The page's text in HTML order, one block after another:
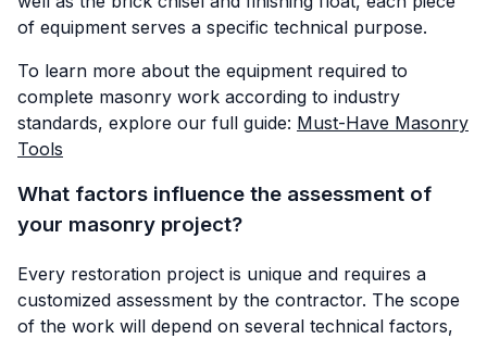
of equipment serves a specific technical purpose.
To learn more about the equipment required to
complete masonry work according to industry
standards, explore our full guide: Must-Have Masonry
Tools
What factors influence the assessment of
your masonry project?
Every restoration project is unique and requires a
customized assessment by the contractor. The scope
of the work will depend on several technical factors,